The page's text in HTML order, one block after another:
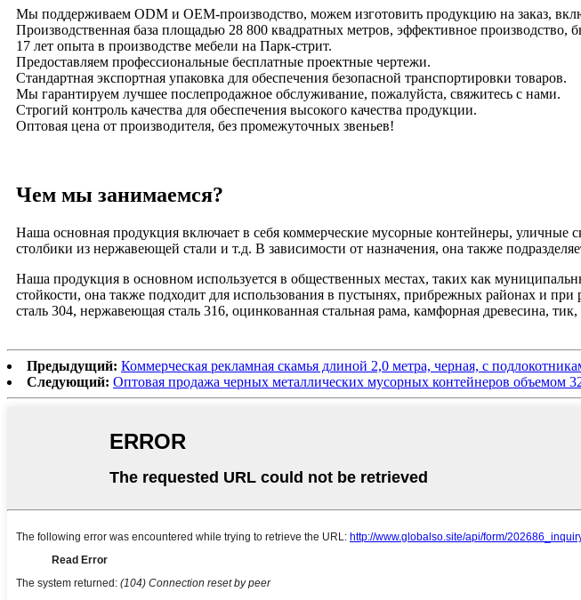
Мы поддерживаем ODM и OEM-производство, можем изготовить продукцию на заказ,
Производственная база площадью 28 800 квадратных метров, эффективное производство,
17 лет опыта в производстве мебели на Парк-стрит.
Предоставляем профессиональные бесплатные проектные чертежи.
Стандартная экспортная упаковка для обеспечения безопасной транспортировки товаров.
Мы гарантируем лучшее послепродажное обслуживание, пожалуйста, свяжитесь с нами.
Строгий контроль качества для обеспечения высокого качества продукции.
Оптовая цена от производителя, без промежуточных звеньев!
Чем мы занимаемся?
Наша основная продукция включает в себя коммерческие мусорные контейнеры, уличные
столбики из нержавеющей стали и т.д. В зависимости от назначения, она также
Наша продукция в основном используется в общественных местах, таких как
стойкости, она также подходит для использования в пустынях, прибрежных районах и
сталь 304, нержавеющая сталь 316, оцинкованная стальная рама, камфорная древесина,
Предыдущий: Коммерческая рекламная скамья длиной 2,0 метра, черная, с
Следующий: Оптовая продажа черных металлических мусорных контейнеров объемом